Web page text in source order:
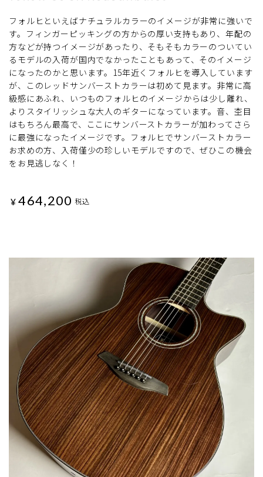
フォルヒといえばナチュラルカラーのイメージが非常に強いで
す。フィンガーピッキングの方からの厚い支持もあり、年配の
方などが持つイメージがあったり、そもそもカラーのついてい
るモデルの入荷が国内でなかったこともあって、そのイメージ
になったのかと思います。15年近くフォルヒを導入しています
が、このレッドサンバーストカラーは初めて見ます。非常に高
級感にあふれ、いつものフォルヒのイメージからは少し離れ、
よりスタイリッシュな大人のギターになっています。音、杢目
はもちろん最高で、ここにサンバーストカラーが加わってさら
に最強になったイメージです。フォルヒでサンバーストカラー
お求めの方、入荷僅少の珍しいモデルですので、ぜひこの機会
をお見逃しなく！
¥ 464,200 税込